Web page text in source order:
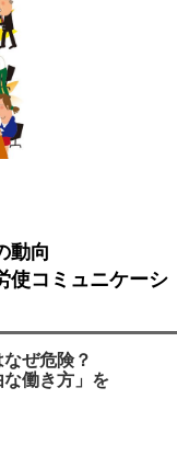
動向
使コミュニケーシ
なぜ危険？
働き方」を